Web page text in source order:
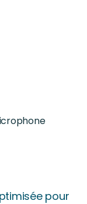
pour